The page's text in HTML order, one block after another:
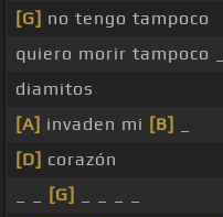
[G] no tengo tampoco
quiero morir tampoco _
diamitos
[A] invaden mi [B]
[D] corazón
[G]